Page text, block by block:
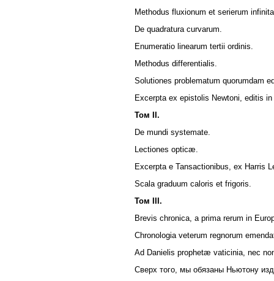
Methodus fluxionum et serierum
De quadratura curvarum.
Enumeratio linearum tertii ordinis.
Methodus differentialis.
Solutiones problematum quorumdam
Excerpta ex epistolis Newtoni, editis
Том II.
De mundi systemate.
Lectiones opticæ.
Excerpta e Tansactionibus, ex Harris
Scala graduum caloris et frigoris.
Том III.
Brevis chronica, a prima rerum in
Chronologia veterum regnorum
Ad Danielis prophetæ vaticinia, nec
Сверх того, мы обязаны Ньютону